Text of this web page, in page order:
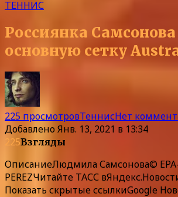
ТЕННИС
Россиянка
основную сетку
225 просмотровТеннисНет
Добавлено Янв. 13, 2021 в 13:34
225Взгляды
ОписаниеЛюдмила Самсонова© EPA-
PEREZЧитайте ТАСС в
Показать скрытые ссылкиGoogle